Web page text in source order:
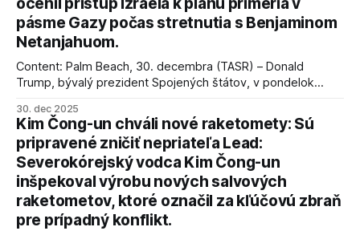
ocenil prístup Izraela k plánu prímeria v
pásme Gazy počas stretnutia s Benjaminom
Netanjahuom.
Content: Palm Beach, 30. decembra (TASR) – Donald
Trump, bývalý prezident Spojených štátov, v pondelok
kľúčové pre úspešné dosiahnutie prímeria v Gaze. Agentúra
AFP informuje, že Trump vyjadril presvedčenie, že Izrael plní
podmienky dohody o prí
30. dec 2025
Kim Čong-un chváli nové raketomety: Sú
pripravené zničiť nepriateľa Lead:
Severokórejský vodca Kim Čong-un
inšpekoval výrobu nových salvových
raketometov, ktoré označil za kľúčovú zbraň
pre prípadný konflikt.